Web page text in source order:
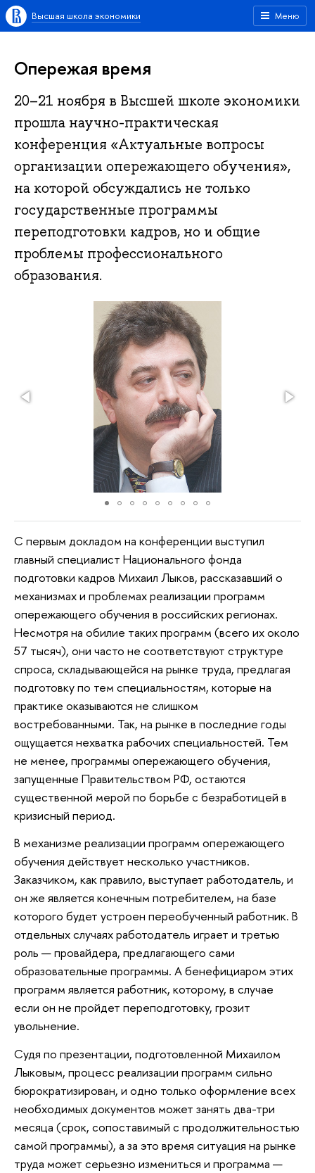
Меню
Высшая школа экономики
Опережая время
20–21 ноября в Высшей школе экономики
прошла научно-практическая
конференция «Актуальные вопросы
организации опережающего обучения»,
на которой обсуждались не только
государственные программы
переподготовки кадров, но и общие
проблемы профессионального
образования.
С первым докладом на конференции выступил
главный специалист Национального фонда
подготовки кадров Михаил Лыков, рассказавший о
механизмах и проблемах реализации программ
опережающего обучения в российских регионах.
Несмотря на обилие таких программ (всего их около
57 тысяч), они часто не соответствуют структуре
спроса, складывающейся на рынке труда, предлагая
подготовку по тем специальностям, которые на
практике оказываются не слишком
востребованными. Так, на рынке в последние годы
ощущается нехватка рабочих специальностей. Тем
не менее, программы опережающего обучения,
запущенные Правительством РФ, остаются
существенной мерой по борьбе с безработицей в
кризисный период.
В механизме реализации программ опережающего
обучения действует несколько участников.
Заказчиком, как правило, выступает работодатель, и
он же является конечным потребителем, на базе
которого будет устроен переобученный работник. В
отдельных случаях работодатель играет и третью
роль — провайдера, предлагающего сами
образовательные программы. А бенефициаром этих
программ является работник, которому, в случае
если он не пройдет переподготовку, грозит
увольнение.
Судя по презентации, подготовленной Михаилом
Лыковым, процесс реализации программ сильно
бюрократизирован, и одно только оформление всех
необходимых документов может занять два-три
месяца (срок, сопоставимый с продолжительностью
самой программы), а за это время ситуация на рынке
труда может серьезно измениться и программа —